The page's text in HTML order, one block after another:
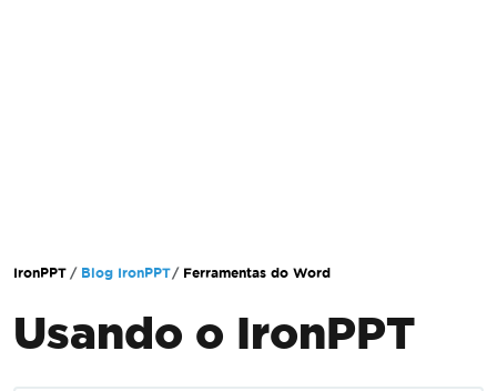
IronPPT Blog IronPPT Ferramentas do Word
Usando o IronPPT